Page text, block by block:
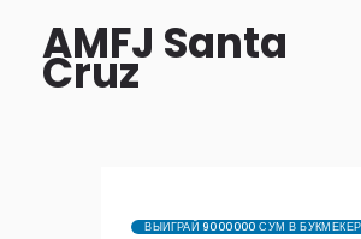
AMFJ Santa
Cruz
ВЫИГРАЙ 9000000 СУМ В